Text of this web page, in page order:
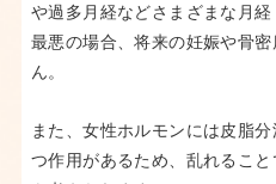
や過多月経などさまざまな月経
最悪の場合、将来の妊娠や骨
ん。
また、女性ホルモンには皮脂
つ作用があるため、乱れるこ